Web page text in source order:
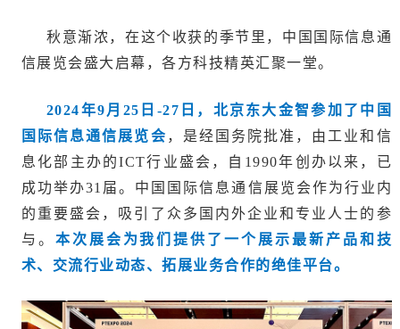
秋意渐浓，在这个收获的季节里，中国国际信息通
信展览会盛大启幕，各方科技精英汇聚一堂。
2024年9月25日-27日，北京东大金智参加了中国
国际信息通信展览会 ，是经国务院批准，由工业和信
息化部主办的ICT行业盛会，自1990年创办以来，已
成功举办31届。中国国际信息通信展览会作为行业内
的重要盛会，吸引了众多国内外企业和专业人士的参
与。 本次展会为我们提供了一个展示最新产品和技
术、交流行业动态、拓展业务合作的绝佳平台。